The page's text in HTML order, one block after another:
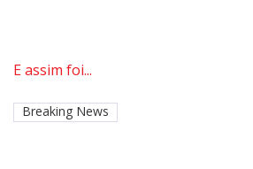
E assim foi...
Breaking News